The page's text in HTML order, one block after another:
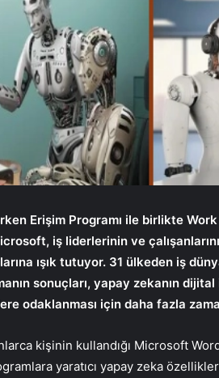
Erişim Programı ile birlikte
iş liderlerinin ve
ışık tutuyor. 31 ülkeden iş
sonuçları, yapay zekanın
odaklanması için daha fazla
kişinin kullandığı Microsoft
yaratıcı yapay zeka